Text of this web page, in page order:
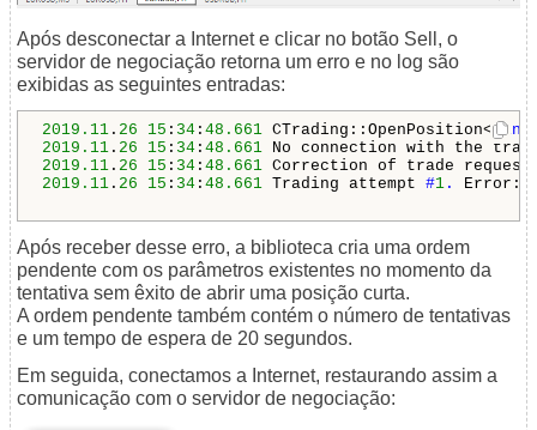
Após desconectar a Internet e clicar no botão Sell, o
servidor de negociação retorna um erro e no log são
exibidas as seguintes entradas:
2019.11 . 26 15 : 34 : 48.661 CTrading::OpenPosition<uint
2019.11 . 26 15 : 34 : 48.661
2019.11 . 26 15 : 34 : 48.661
2019.11 . 26 15 : 34 : 48.661 Trading attempt #1 . Error:
Após receber desse erro, a biblioteca cria uma ordem
pendente com os parâmetros existentes no momento da
tentativa sem êxito de abrir uma posição curta.
A ordem pendente também contém o número de tentativas
e um tempo de espera de 20 segundos.
Em seguida, conectamos a Internet, restaurando assim a
comunicação com o servidor de negociação: